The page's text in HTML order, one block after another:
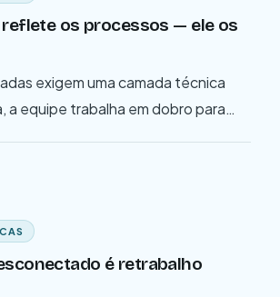
reflete os processos — ele os
exigem uma camada técnica
a equipe trabalha em dobro para
é retrabalho